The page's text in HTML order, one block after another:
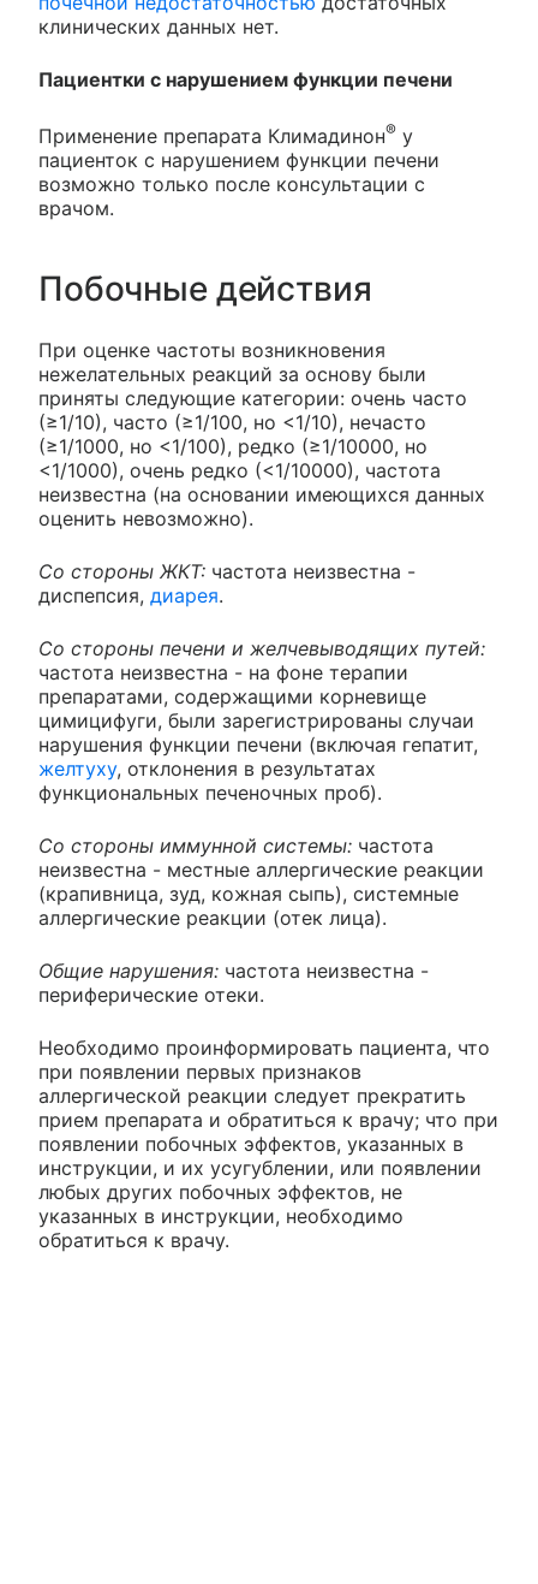
клинических данных нет.
Пациентки с нарушением функции печени
Применение препарата Климадинон® у
пациенток с нарушением функции печени
возможно только после консультации с
врачом.
Побочные действия
При оценке частоты возникновения
нежелательных реакций за основу были
приняты следующие категории: очень часто
(≥1/10), часто (≥1/100, но <1/10), нечасто
(≥1/1000, но <1/100), редко (≥1/10000, но
<1/1000), очень редко (<1/10000), частота
неизвестна (на основании имеющихся данных
оценить невозможно).
Со стороны ЖКТ: частота неизвестна -
диспепсия, диарея.
Со стороны печени и желчевыводящих путей:
частота неизвестна - на фоне терапии
препаратами, содержащими корневище
цимицифуги, были зарегистрированы случаи
нарушения функции печени (включая гепатит,
желтуху, отклонения в результатах
функциональных печеночных проб).
Со стороны иммунной системы: частота
неизвестна - местные аллергические реакции
(крапивница, зуд, кожная сыпь), системные
аллергические реакции (отек лица).
Общие нарушения: частота неизвестна -
периферические отеки.
Необходимо проинформировать пациента, что
при появлении первых признаков
аллергической реакции следует прекратить
прием препарата и обратиться к врачу; что при
появлении побочных эффектов, указанных в
инструкции, и их усугублении, или появлении
любых других побочных эффектов, не
указанных в инструкции, необходимо
обратиться к врачу.